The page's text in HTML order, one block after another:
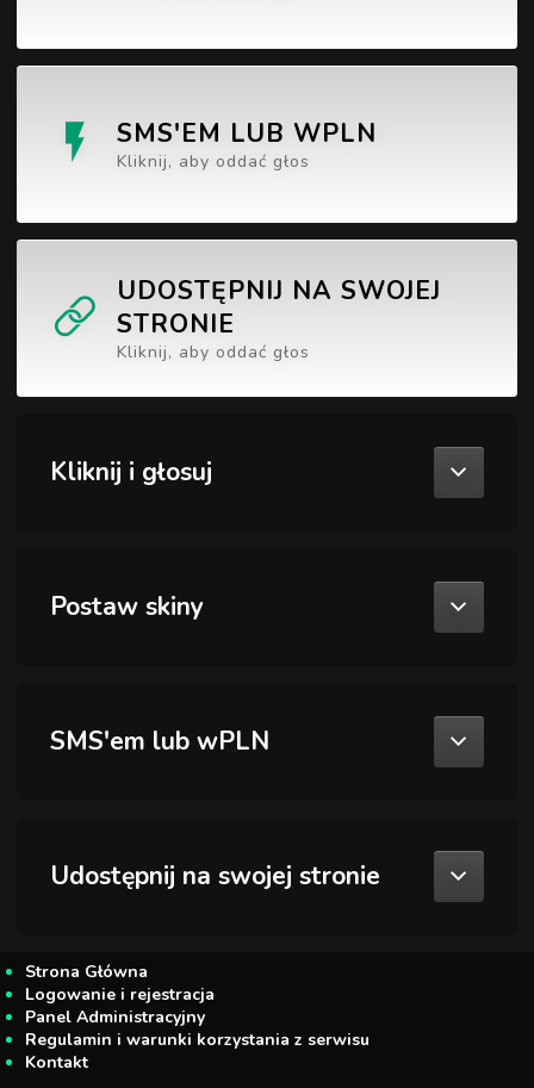
SMS'EM LUB WPLN
Kliknij, aby oddać głos
UDOSTĘPNIJ NA SWOJEJ
STRONIE
Kliknij, aby oddać głos
Kliknij i głosuj
Postaw skiny
SMS'em lub wPLN
Udostępnij na swojej stronie
Strona Główna
Logowanie i rejestracja
Panel Administracyjny
Regulamin i warunki korzystania z serwisu
Kontakt